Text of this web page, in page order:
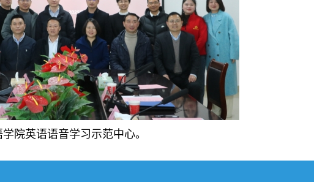
院英语语音学习示范中心。